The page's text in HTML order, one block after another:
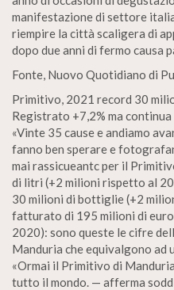
manifestazione di settore
riempire la città scaligera di
dopo due anni di fermo causa
Fonte, Nuovo Quotidiano di
Primitivo, 2021 record 30
Registrato +7,2% ma
«Vinte 35 cause e andiamo
fanno ben sperare e
mai rassicueantc per il
di litri (+2 milioni rispetto al
30 milioni di bottiglie (+2
fatturato di 195 milioni di
2020): sono queste le cifre
Manduria che equivalgono ad
«Ormai il Primitivo di
tutto il mondo. — afferma